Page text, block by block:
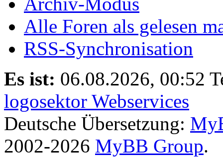
Alle Foren als gelesen
RSS-Synchronisation
Es ist: 06.08.2026, 00:52
logosektor Webservices
Deutsche Übersetzung:
2002-2026 MyBB Group.